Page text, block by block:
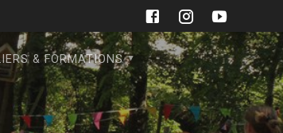
& FORMATIONS